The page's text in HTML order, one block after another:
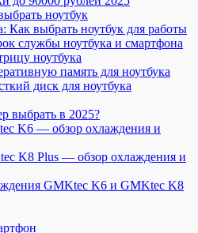
ноутбук
Как выбрать ноутбук для работы
службы ноутбука и смартфона
ноутбука
память для ноутбука
диск для ноутбука
выбрать в 2025?
K6 — обзор охлаждения и
K8 Plus — обзор охлаждения и
GMKtec K6 и GMKtec K8